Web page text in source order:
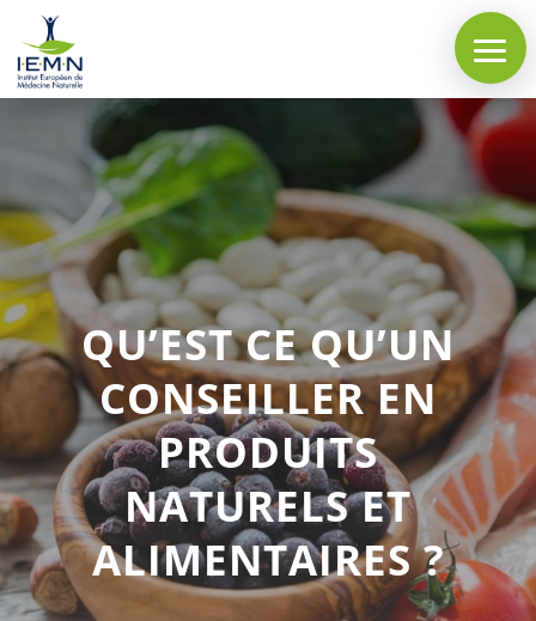
QU’EST CE QU’UN
CONSEILLER EN
PRODUITS
NATURELS ET
ALIMENTAIRES ?